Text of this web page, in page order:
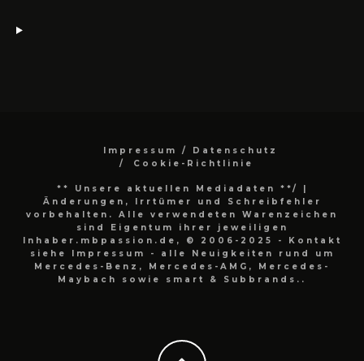
Impressum / Datenschutz
Cookie-Richtlinie
** Unsere aktuellen Mediadaten **/
|
Änderungen, Irrtümer und Schreibfehler
vorbehalten. Alle verwendeten Warenzeichen
sind Eigentum ihrer jeweiligen
Inhaber.mbpassion.de, © 2006-2025 - Kontakt
siehe Impressum - alle Neuigkeiten rund um
Mercedes-Benz, Mercedes-AMG, Mercedes-
Maybach sowie smart & Subbrands..